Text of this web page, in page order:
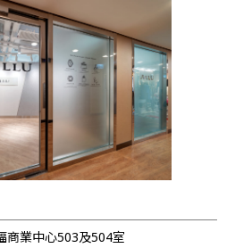
商業中心503及504室